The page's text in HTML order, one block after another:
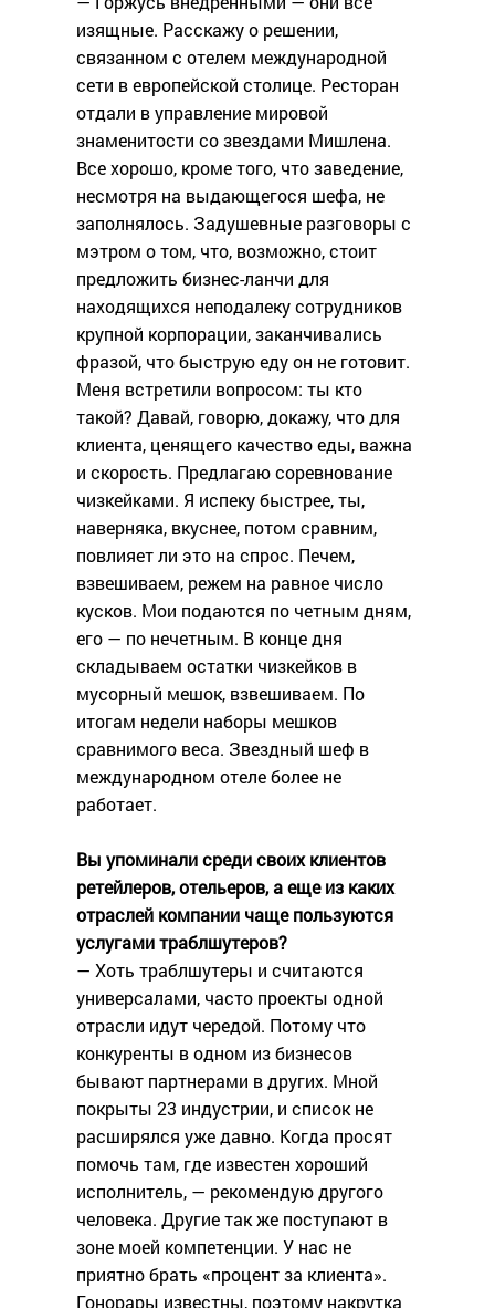
изящные. Расскажу о решении,
связанном с отелем международной
сети в европейской столице. Ресторан
отдали в управление мировой
знаменитости со звездами Мишлена.
Все хорошо, кроме того, что заведение,
несмотря на выдающегося шефа, не
заполнялось. Задушевные разговоры с
мэтром о том, что, возможно, стоит
предложить бизнес-ланчи для
находящихся неподалеку сотрудников
крупной корпорации, заканчивались
фразой, что быструю еду он не готовит.
Меня встретили вопросом: ты кто
такой? Давай, говорю, докажу, что для
клиента, ценящего качество еды, важна
и скорость. Предлагаю соревнование
чизкейками. Я испеку быстрее, ты,
наверняка, вкуснее, потом сравним,
повлияет ли это на спрос. Печем,
взвешиваем, режем на равное число
кусков. Мои подаются по четным дням,
его — по нечетным. В конце дня
складываем остатки чизкейков в
мусорный мешок, взвешиваем. По
итогам недели наборы мешков
сравнимого веса. Звездный шеф в
международном отеле более не
работает.
Вы упоминали среди своих клиентов
ретейлеров, отельеров, а еще из каких
отраслей компании чаще пользуются
услугами траблшутеров?
— Хоть траблшутеры и считаются
универсалами, часто проекты одной
отрасли идут чередой. Потому что
конкуренты в одном из бизнесов
бывают партнерами в других. Мной
покрыты 23 индустрии, и список не
расширялся уже давно. Когда просят
помочь там, где известен хороший
исполнитель, — рекомендую другого
человека. Другие так же поступают в
зоне моей компетенции. У нас не
приятно брать «процент за клиента».
Гонорары известны, поэтому накрутка